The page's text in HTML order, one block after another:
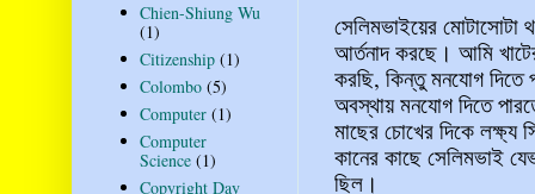
সেলিমভাইয়ের মোটাসোটা
আর্তনাদ করছে। আমি খাটের
করছি, কিন্তু মনযোগ দিতে
অবস্থায় মনযোগ দিতে
মাছের চোখের দিকে লক্ষ্য
কানের কাছে সেলিমভাই
ছিল।
Chien-Shiung Wu
(1)
Citizenship (1)
Colombo (5)
Computer (1)
Computer
Science (1)
Copyright Day